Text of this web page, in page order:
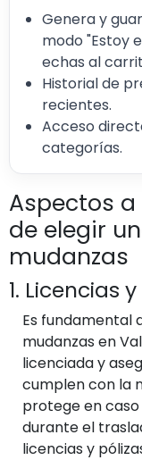
Genera y
modo "Estoy
echas al
Historial de
recientes.
Acceso
categorías.
Aspectos
de elegir
mudanzas
1. Licencias
Es fundamental
mudanzas en
licenciada y
cumplen con la
protege en
durante el
licencias y